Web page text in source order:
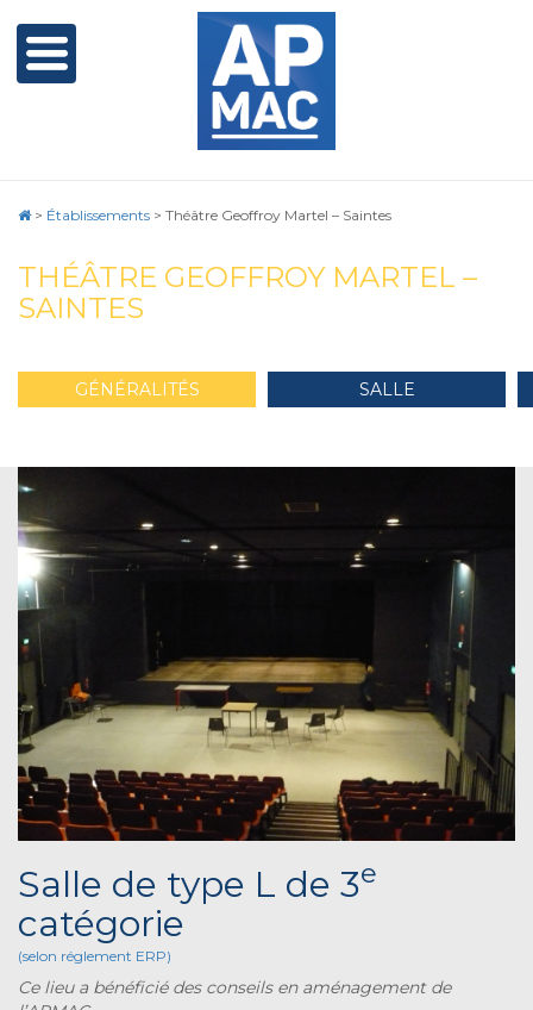
> Établissements > Théâtre Geoffroy Martel – Saintes
THÉÂTRE GEOFFROY MARTEL –
SAINTES
GÉNÉRALITÉS SALLE
Salle de type L de 3e
catégorie
(selon réglement ERP)
Ce lieu a bénéficié des conseils en aménagement de